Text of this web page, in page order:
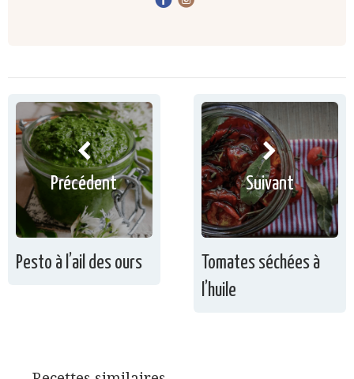
Précédent
Pesto à l’ail des ours
Suivant
Tomates séchées à
l’huile